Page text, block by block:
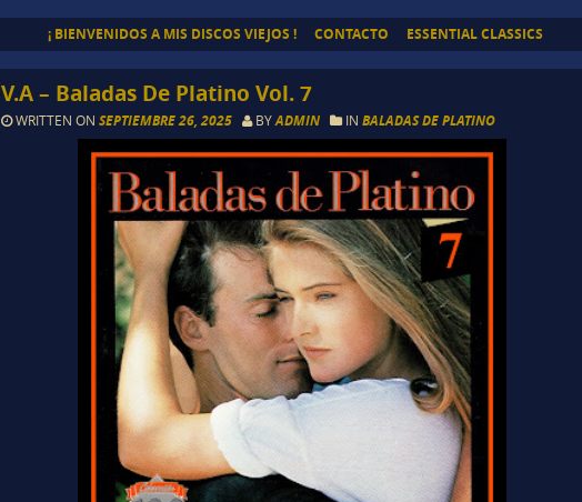
¡ BIENVENIDOS A MIS DISCOS VIEJOS ! CONTACTO ESSENTIAL CLASSICS
V.A – Baladas De Platino Vol. 7
WRITTEN ONSEPTIEMBRE 26, 2025 BYADMIN INBALADAS DE PLATINO